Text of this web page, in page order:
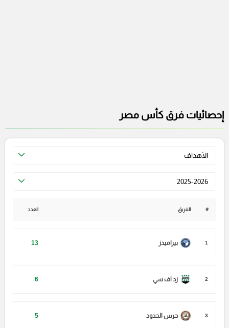
إحصائيات فرق كأس مصر
الأهداف
2025-2026
# الفريق العدد
1 بيراميدز 13
2 زد اف سي 6
3 حرس الحدود 5